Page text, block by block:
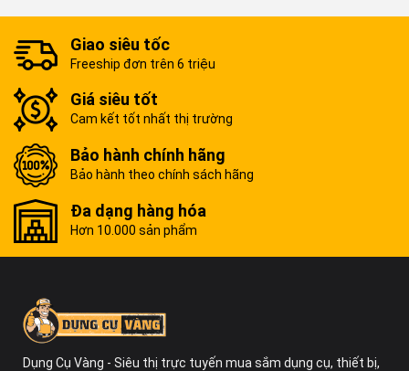
Giao siêu tốc
Freeship đơn trên 6 triệu
Giá siêu tốt
Cam kết tốt nhất thị trường
Bảo hành chính hãng
Bảo hành theo chính sách hãng
Đa dạng hàng hóa
Hơn 10.000 sản phẩm
Dụng Cụ Vàng - Siêu thị trực tuyến mua sắm dụng cụ, thiết bị,